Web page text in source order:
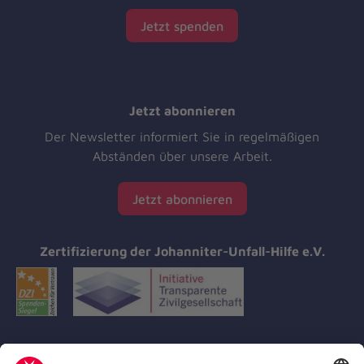
Jetzt spenden
Jetzt abonnieren
Der Newsletter informiert Sie in regelmäßigen
Abständen über unsere Arbeit.
Jetzt abonnieren
Zertifizierung der Johanniter-Unfall-Hilfe e.V.